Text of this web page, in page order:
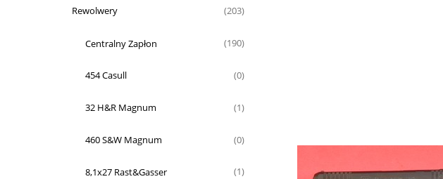
Rewolwery (203)
Centralny Zapłon (190)
454 Casull (0)
32 H&R Magnum (1)
460 S&W Magnum (0)
8,1x27 Rast&Gasser (1)